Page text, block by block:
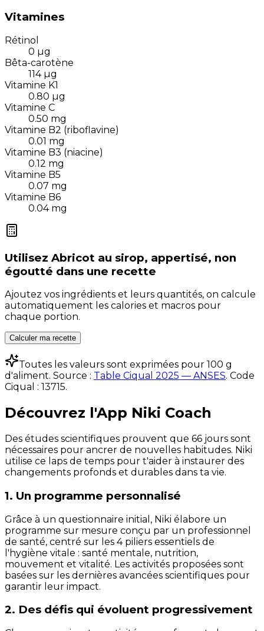
Vitamines
Rétinol
0 µg
Bêta-carotène
114 µg
Vitamine K1
0.80 µg
Vitamine C
0.50 mg
Vitamine B2 (riboflavine)
0.01 mg
Vitamine B3 (niacine)
0.12 mg
Vitamine B5
0.07 mg
Vitamine B6
0.04 mg
Utilisez Abricot au sirop, appertisé, non
égoutté dans une recette
Ajoutez vos ingrédients et leurs quantités, on calcule
automatiquement les calories et macros pour
chaque portion.
Calculer ma recette
Toutes les valeurs sont exprimées pour 100 g
d'aliment. Source : Table Ciqual 2025 — ANSES. Code
Ciqual : 13715.
Découvrez l'App Niki Coach
Des études scientifiques prouvent que 66 jours sont
nécessaires pour ancrer de nouvelles habitudes. Niki
utilise ce laps de temps pour t'aider à instaurer des
changements profonds et durables dans ta vie.
1. Un programme personnalisé
Grâce à un questionnaire initial, Niki élabore un
programme sur mesure conçu par un professionnel
de santé, centré sur les 4 piliers essentiels de
l'hygiène vitale : santé mentale, nutrition,
mouvement et vitalité. Les activités proposées sont
basées sur les dernières avancées scientifiques pour
garantir leur impact.
2. Des défis qui évoluent progressivement